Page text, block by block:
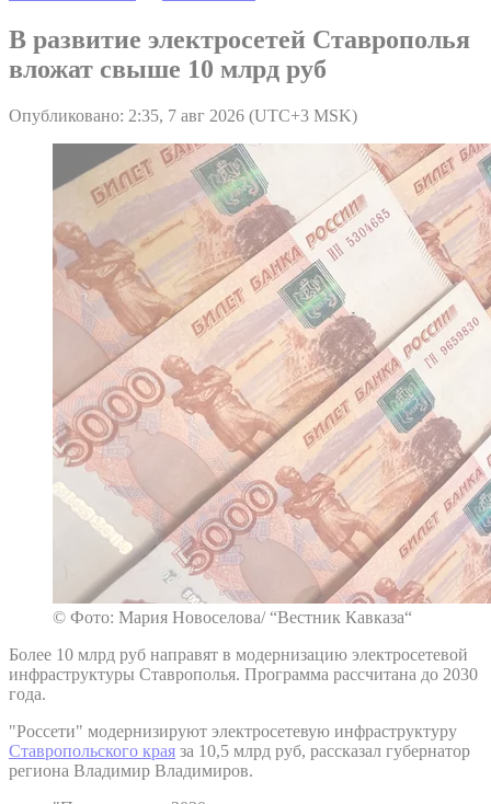
В развитие электросетей Ставрополья
вложат свыше 10 млрд руб
Опубликовано: 2:35, 7 авг 2026 (UTC+3 MSK)
© Фото: Мария Новоселова/ “Вестник Кавказа“
Более 10 млрд руб направят в модернизацию электросетевой
инфраструктуры Ставрополья. Программа рассчитана до 2030
года.
"Россети" модернизируют электросетевую инфраструктуру
Ставропольского края за 10,5 млрд руб, рассказал губернатор
региона Владимир Владимиров.